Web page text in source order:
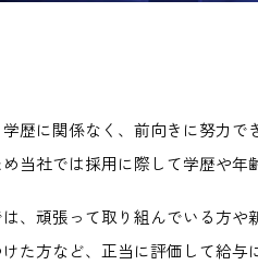
歴に関係なく、前向きに努力で
当社では採用に際して学歴や年
は、頑張って取り組んでいる方や
た方など、 正当に評価して給与